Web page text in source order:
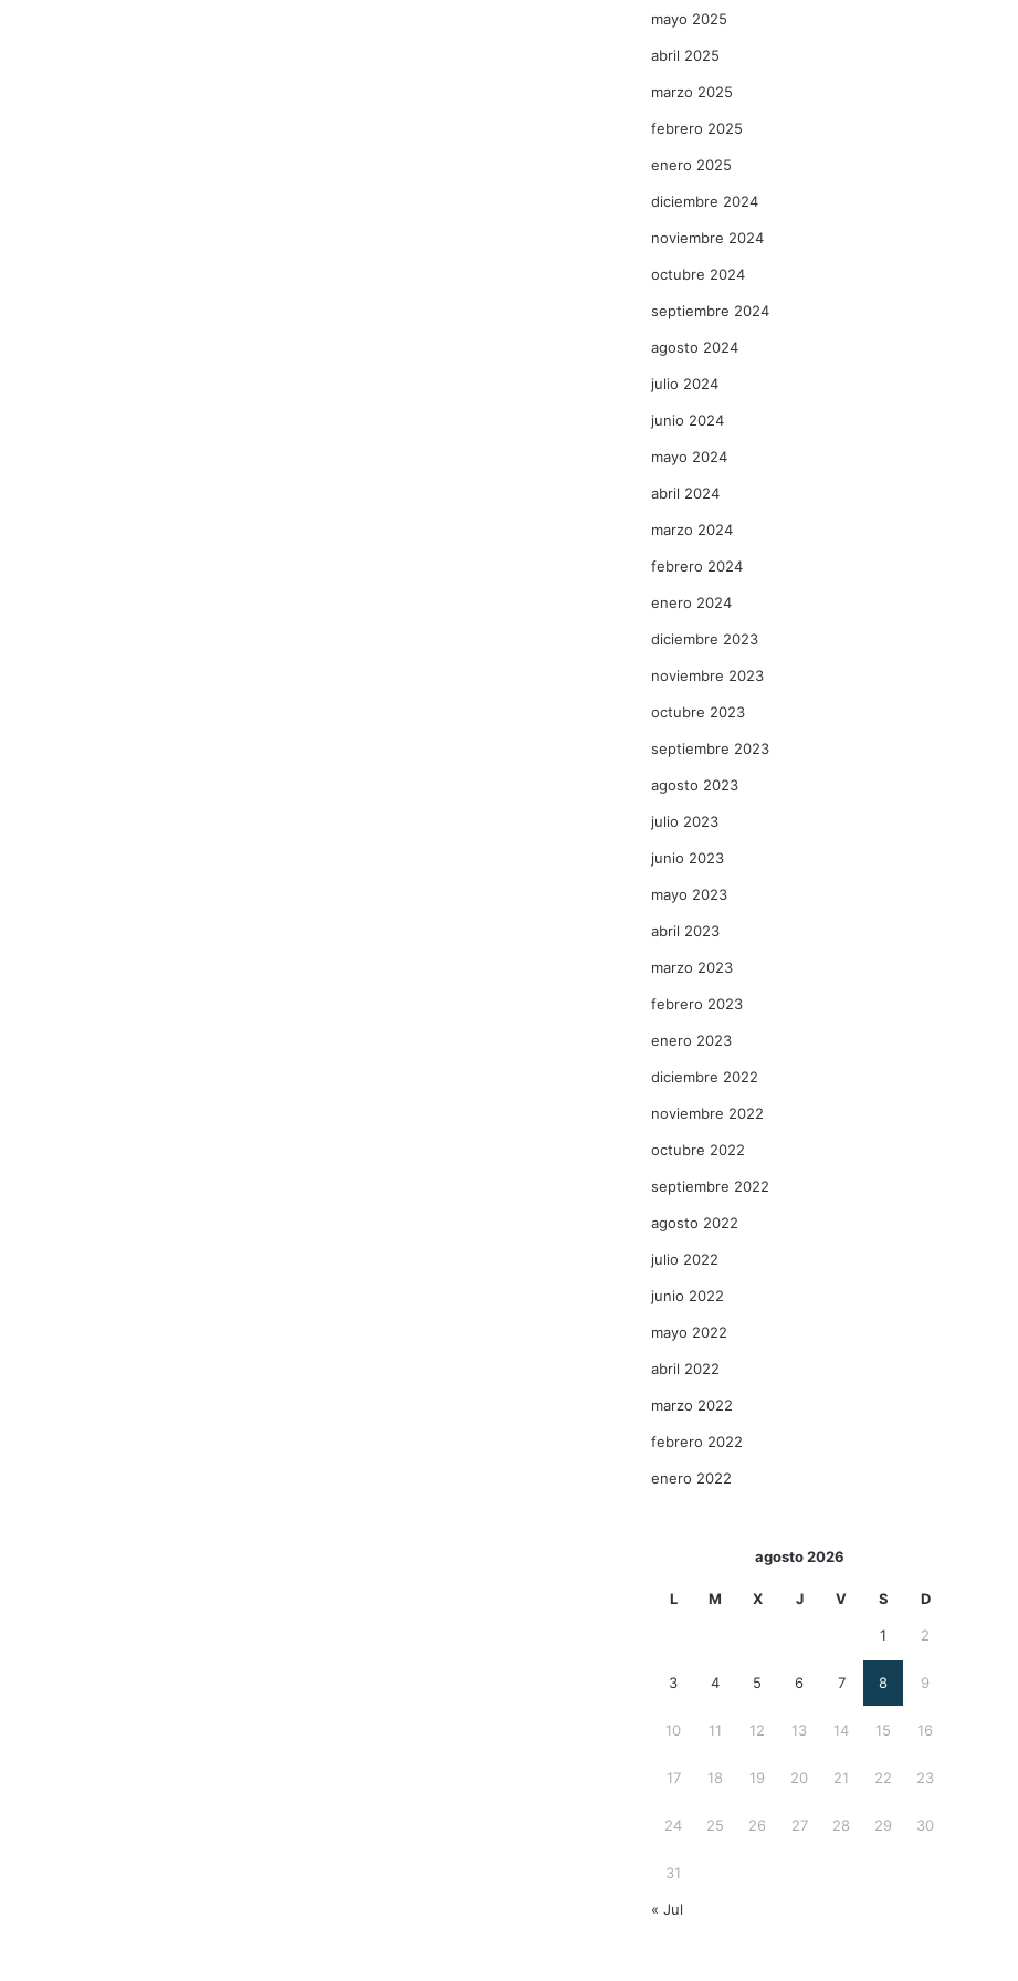
mayo 2025
abril 2025
marzo 2025
febrero 2025
enero 2025
diciembre 2024
noviembre 2024
octubre 2024
septiembre 2024
agosto 2024
julio 2024
junio 2024
mayo 2024
abril 2024
marzo 2024
febrero 2024
enero 2024
diciembre 2023
noviembre 2023
octubre 2023
septiembre 2023
agosto 2023
julio 2023
junio 2023
mayo 2023
abril 2023
marzo 2023
febrero 2023
enero 2023
diciembre 2022
noviembre 2022
octubre 2022
septiembre 2022
agosto 2022
julio 2022
junio 2022
mayo 2022
abril 2022
marzo 2022
febrero 2022
enero 2022
agosto 2026
L M X J V S D
1 2
3 4 5 6 7 8 9
10 11 12 13 14 15 16
17 18 19 20 21 22 23
24 25 26 27 28 29 30
31
« Jul